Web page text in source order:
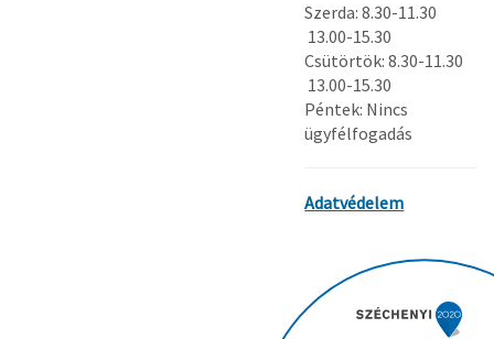
Szerda: 8.30-11.30
13.00-15.30
Csütörtök: 8.30-11.30
13.00-15.30
Péntek: Nincs
ügyfélfogadás
Adatvédelem